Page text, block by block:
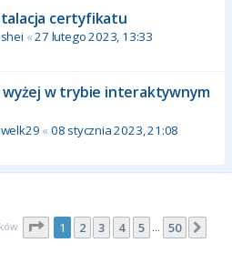
certyfikatu
«27 lutego 2023, 13:33
wyżej w trybie interaktywnym
« 08 stycznia 2023, 21:08
Strona z50
1 2 3 4 5 … 50